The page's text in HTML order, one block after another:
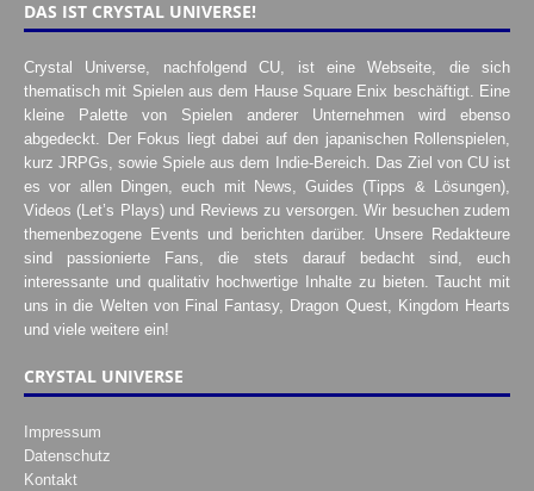
DAS IST CRYSTAL UNIVERSE!
Crystal Universe, nachfolgend CU, ist eine Webseite, die sich
thematisch mit Spielen aus dem Hause Square Enix beschäftigt. Eine
kleine Palette von Spielen anderer Unternehmen wird ebenso
abgedeckt. Der Fokus liegt dabei auf den japanischen Rollenspielen,
kurz JRPGs, sowie Spiele aus dem Indie-Bereich. Das Ziel von CU ist
es vor allen Dingen, euch mit News, Guides (Tipps & Lösungen),
Videos (Let’s Plays) und Reviews zu versorgen. Wir besuchen zudem
themenbezogene Events und berichten darüber. Unsere Redakteure
sind passionierte Fans, die stets darauf bedacht sind, euch
interessante und qualitativ hochwertige Inhalte zu bieten. Taucht mit
uns in die Welten von Final Fantasy, Dragon Quest, Kingdom Hearts
und viele weitere ein!
CRYSTAL UNIVERSE
Impressum
Datenschutz
Kontakt